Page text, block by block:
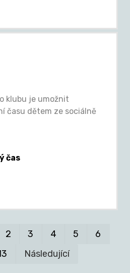
klubu je umožnit
času dětem ze sociálně
čas
2 3 4 5
6
Následující